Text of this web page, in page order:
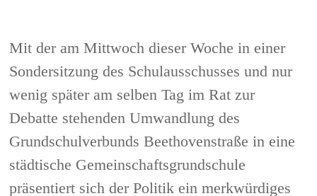
Mit der am Mittwoch dieser Woche in einer
Sondersitzung des Schulausschusses und nur
wenig später am selben Tag im Rat zur
Debatte stehenden Umwandlung des
Grundschulverbunds Beethovenstraße in eine
städtische Gemeinschaftsgrundschule
präsentiert sich der Politik ein merkwürdiges